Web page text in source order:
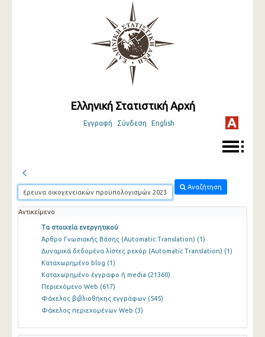
Ελληνική Στατιστική Αρχή
Εγγραφή Σύνδεση English
Αναζήτηση
Αντικείμενο
Τα στοιχεία ενεργητικού
Άρθρο Γνωσιακής Βάσης (Automatic Translation) (1)
Δυναμικά δεδομένα λίστες ρεκόρ (Automatic Translation) (1)
Καταχωρημένο blog (1)
Καταχωρημένο έγγραφο ή media (21360)
Περιεχόμενο Web (617)
Φάκελος βιβλιοθήκης εγγράφων (545)
Φάκελος περιεχομένων Web (3)